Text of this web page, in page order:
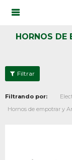

HORNOS DE
Filtrando por:
Hornos de empotrar y